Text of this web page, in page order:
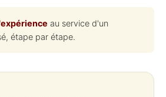
au service d'un
étape par étape.